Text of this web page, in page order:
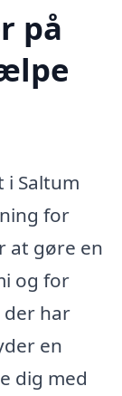
på
i Saltum
for
at gøre en
og for
der har
en
dig med